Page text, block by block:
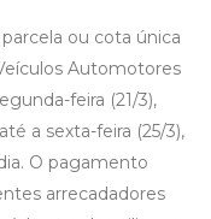
ou cota única
Automotores
feira (21/3),
a sexta-feira (25/3),
O pagamento
arrecadadores